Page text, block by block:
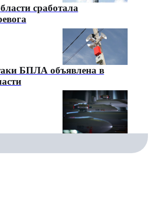
сработала
БПЛА объявлена в